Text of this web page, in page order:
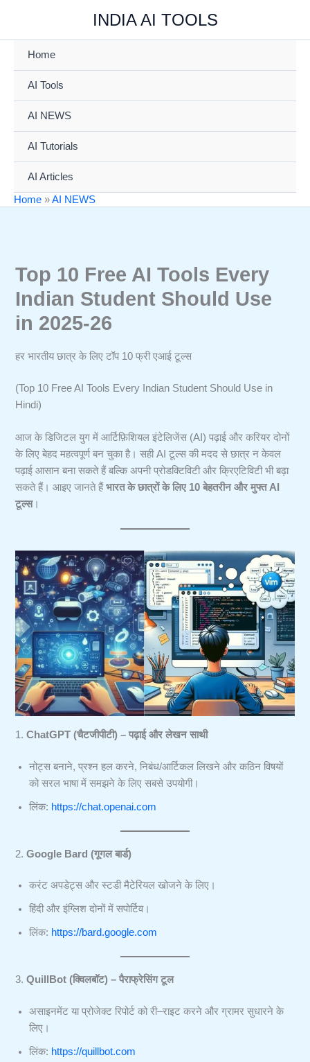
content
INDIA AI TOOLS
Home
AI Tools
AI NEWS
AI Tutorials
AI Articles
Home »AI NEWS
Top 10 Free AI Tools Every
Indian Student Should Use
in 2025-26
हर भारतीय छात्र के लिए टॉप 10 फ्री एआई टूल्स
(Top 10 Free AI Tools Every Indian Student Should Use in
Hindi)
आज के डिजिटल युग में आर्टिफ़िशियल इंटेलिजेंस (AI) पढ़ाई और करियर दोनों
के लिए बेहद महत्वपूर्ण बन चुका है। सही AI टूल्स की मदद से छात्र न केवल
पढ़ाई आसान बना सकते हैं बल्कि अपनी प्रोडक्टिविटी और क्रिएटिविटी भी बढ़ा
सकते हैं। आइए जानते हैंभारत के छात्रों के लिए 10 बेहतरीन और मुफ्त AI
टूल्स।
1.ChatGPT (चैटजीपीटी) – पढ़ाई और लेखन साथी
नोट्स बनाने, प्रश्न हल करने, निबंध/आर्टिकल लिखने और कठिन विषयों
को सरल भाषा में समझने के लिए सबसे उपयोगी।
लिंक: https://chat.openai.com
2.Google Bard (गूगल बार्ड)
करंट अपडेट्स और स्टडी मैटेरियल खोजने के लिए।
हिंदी और इंग्लिश दोनों में सपोर्टिव।
लिंक: https://bard.google.com
3.QuillBot (क्विलबॉट) – पैराफ्रेसिंग टूल
असाइनमेंट या प्रोजेक्ट रिपोर्ट को री–राइट करने और ग्रामर सुधारने के
लिए।
लिंक: https://quillbot.com